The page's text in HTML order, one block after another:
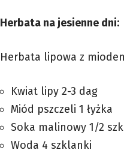
Herbata na jesienne dni:
Herbata lipowa z
Kwiat lipy 2-3 dag
Miód pszczeli 1 łyżka
Soka malinowy 1/2
Woda 4 szklanki